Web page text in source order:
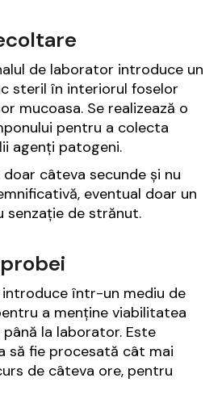
de laborator introduce un
steril în interiorul foselor
mucoasa. Se realizează o
pentru a colecta
agenți patogeni.
câteva secunde și nu
eventual doar un
senzație de strănut.
într-un mediu de
a menține viabilitatea
la laborator. Este
să fie procesată cât mai
de câteva ore, pentru